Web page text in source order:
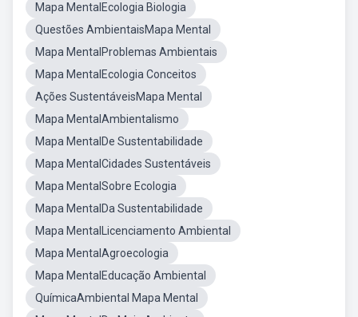
Mapa MentalEcologia Biologia
Questões AmbientaisMapa Mental
Mapa MentalProblemas Ambientais
Mapa MentalEcologia Conceitos
Ações SustentáveisMapa Mental
Mapa MentalAmbientalismo
Mapa MentalDe Sustentabilidade
Mapa MentalCidades Sustentáveis
Mapa MentalSobre Ecologia
Mapa MentalDa Sustentabilidade
Mapa MentalLicenciamento Ambiental
Mapa MentalAgroecologia
Mapa MentalEducação Ambiental
QuímicaAmbiental Mapa Mental